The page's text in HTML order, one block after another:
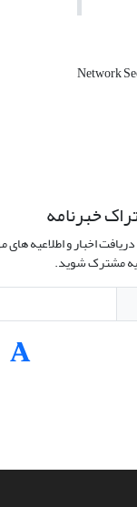
Network
خبرنامه
اخبار و اطلاعیه
مشترک شوید.